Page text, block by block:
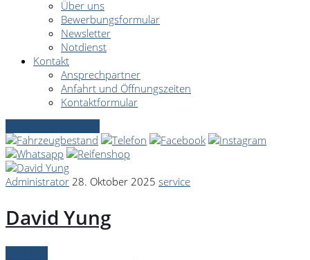
Über uns
Bewerbungsformular
Newsletter
Notdienst
Kontakt
Ansprechpartner
Anfahrt und Öffnungszeiten
Kontaktformular
Administrator 28. Oktober 2025 service
David Yung